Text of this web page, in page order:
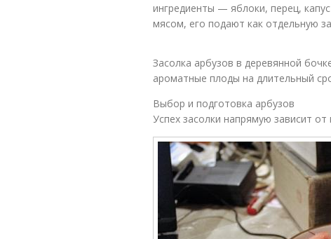
ингредиенты — яблоки, перец,
мясом, его подают как отдельную
Засолка арбузов в деревянной
ароматные плоды на длительный
Выбор и подготовка арбузов
Успех засолки напрямую зависит